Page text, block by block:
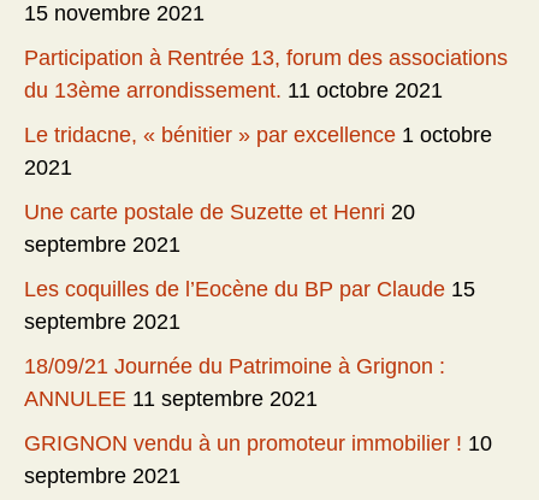
15 novembre 2021
Participation à Rentrée 13, forum des associations
du 13ème arrondissement. 11 octobre 2021
Le tridacne, « bénitier » par excellence 1 octobre
2021
Une carte postale de Suzette et Henri 20
septembre 2021
Les coquilles de l’Eocène du BP par Claude 15
septembre 2021
18/09/21 Journée du Patrimoine à Grignon :
ANNULEE 11 septembre 2021
GRIGNON vendu à un promoteur immobilier ! 10
septembre 2021